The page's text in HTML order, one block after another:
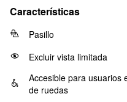
Características
Pasillo
Excluir vista limitada
Accesible para usuarios
de ruedas